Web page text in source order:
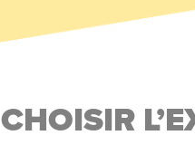
CHOISIR